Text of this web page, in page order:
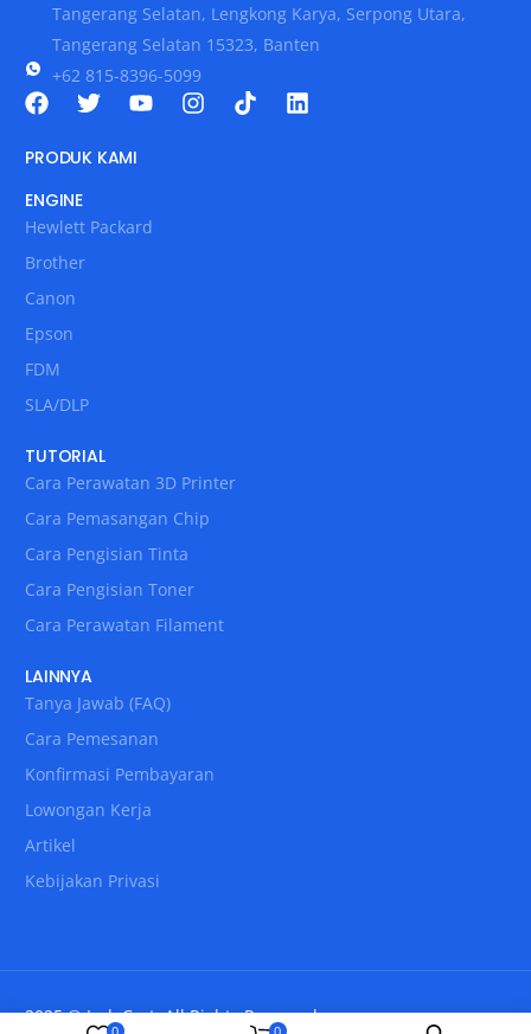
Tangerang Selatan, Lengkong Karya, Serpong Utara,
Tangerang Selatan 15323, Banten
+62 815-8396-5099
PRODUK KAMI
ENGINE
Hewlett Packard
Brother
Canon
Epson
FDM
SLA/DLP
TUTORIAL
Cara Perawatan 3D Printer
Cara Pemasangan Chip
Cara Pengisian Tinta
Cara Pengisian Toner
Cara Perawatan Filament
LAINNYA
Tanya Jawab (FAQ)
Cara Pemesanan
Konfirmasi Pembayaran
Lowongan Kerja
Artikel
Kebijakan Privasi
2025 © IndoCart. All Rights Reserved.